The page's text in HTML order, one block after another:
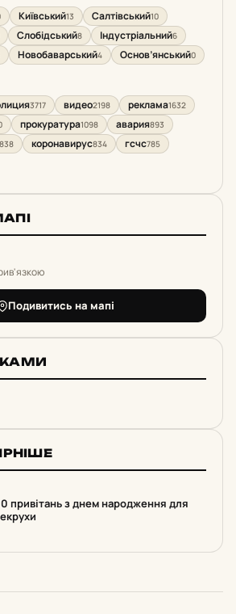
Київський13 Салтівський10
Слобідський8 Індустріальний6
Новобаварський4 Основ’янський0
3717 видео2198 реклама1632
прокуратура1098 авария893
838 коронавирус834 гсчс785
Подивитись на мапі
привітань з днем народження для